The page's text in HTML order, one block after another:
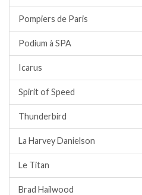
Pompiers de Paris
Podium à SPA
Icarus
Spirit of Speed
Thunderbird
La Harvey Danielson
Le Titan
Brad Hailwood